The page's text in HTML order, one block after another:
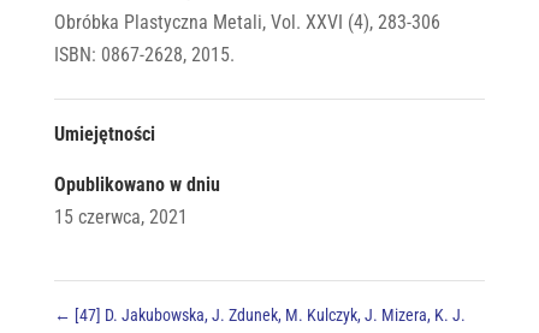
Obróbka Plastyczna Metali, Vol. XXVI (4), 283-306
ISBN: 0867-2628, 2015.
Umiejętności
Opublikowano w dniu
15 czerwca, 2021
← [47] D. Jakubowska, J. Zdunek, M. Kulczyk, J. Mizera, K. J.